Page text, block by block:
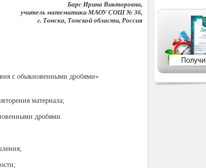
Барс Ирина Викторовна,
учитель математики МАОУ СОШ № 36,
г. Томска, Томской области, Россия
с обыкновенными дробями»
материала;
дробями.